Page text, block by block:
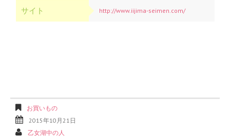
サイト http://www.iijima-seimen.com/
お買いもの
2015年10月21日
乙女湖中の人